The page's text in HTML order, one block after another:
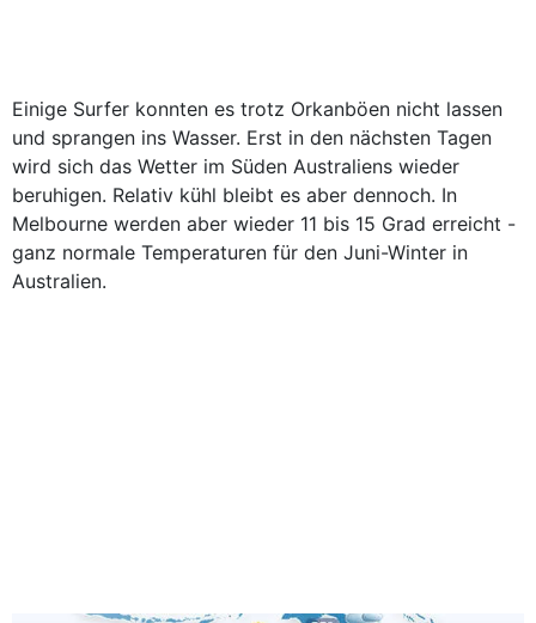
Einige Surfer konnten es trotz Orkanböen nicht lassen
und sprangen ins Wasser. Erst in den nächsten Tagen
wird sich das Wetter im Süden Australiens wieder
beruhigen. Relativ kühl bleibt es aber dennoch. In
Melbourne werden aber wieder 11 bis 15 Grad erreicht -
ganz normale Temperaturen für den Juni-Winter in
Australien.